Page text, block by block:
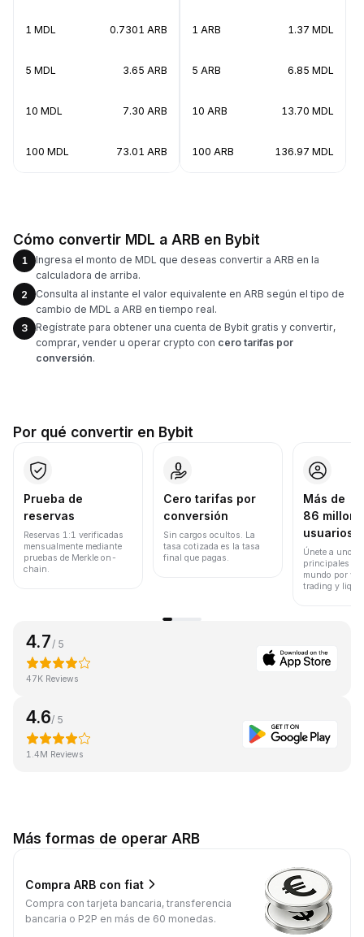
1 MDL 0.7301 ARB
5 MDL 3.65 ARB
10 MDL 7.30 ARB
100 MDL 73.01 ARB
1 ARB 1.37 MDL
5 ARB 6.85 MDL
10 ARB 13.70 MDL
100 ARB 136.97 MDL
Cómo convertir MDL a ARB en Bybit
1
Ingresa el monto de MDL que deseas convertir a ARB en la
calculadora de arriba.
2
Consulta al instante el valor equivalente en ARB según el tipo de
cambio de MDL a ARB en tiempo real.
3
Regístrate para obtener una cuenta de Bybit gratis y convertir,
comprar, vender u operar crypto con cero tarifas por
conversión.
Por qué convertir en Bybit
Prueba de
reservas
Reservas 1:1 verificadas
mensualmente mediante
pruebas de Merkle on-
chain.
Cero tarifas por
conversión
Sin cargos ocultos. La
tasa cotizada es la tasa
final que pagas.
Más de
86
usuarios
Únete a uno
principales
mundo por
trading y
4.7/ 5
47K Reviews
4.6/ 5
1.4M Reviews
Más formas de operar ARB
Compra ARB con fiat
Compra con tarjeta bancaria, transferencia
bancaria o P2P en más de 60 monedas.